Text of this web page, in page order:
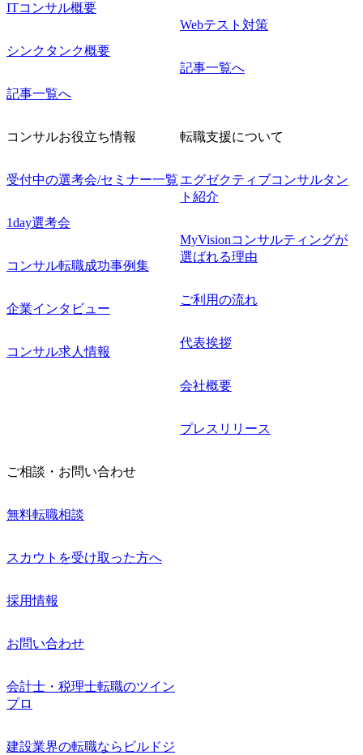
ITコンサル概要
シンクタンク概要
記事一覧へ
Webテスト対策
記事一覧へ
コンサルお役立ち情報
受付中の選考会/セミナー一覧
1day選考会
コンサル転職成功事例集
企業インタビュー
コンサル求人情報
転職支援について
エグゼクティブコンサルタン
ト紹介
MyVisionコンサルティングが
選ばれる理由
ご利用の流れ
代表挨拶
会社概要
プレスリリース
ご相談・お問い合わせ
無料転職相談
スカウトを受け取った方へ
採用情報
お問い合わせ
会計士・税理士転職のツイン
プロ
建設業界の転職ならビルドジ